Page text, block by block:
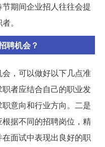
期间企业招人往往会提
。
聘机会？
，可以做好以下几点准
者应结合自己的职业发
意向和行业方向。二是
据不同的招聘岗位，精
面试中表现出良好的职